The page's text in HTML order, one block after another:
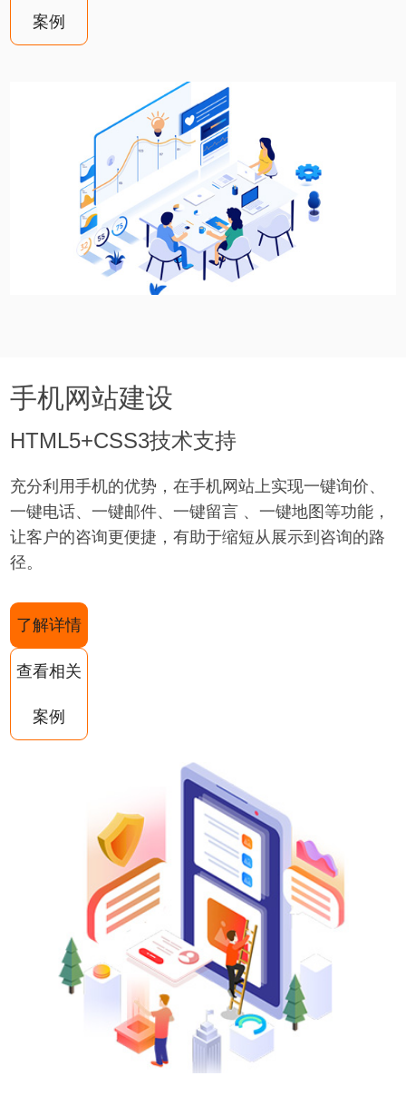
案例
手机网站建设
HTML5+CSS3技术支持
充分利用手机的优势，在手机网站上实现一键询价、
一键电话、一键邮件、一键留言 、一键地图等功能，
让客户的咨询更便捷，有助于缩短从展示到咨询的路
径。
了解详情
查看相关
案例